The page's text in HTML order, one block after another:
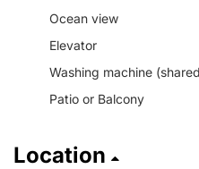
Ocean view
Elevator
Washing machine
Patio or Balcony
Location